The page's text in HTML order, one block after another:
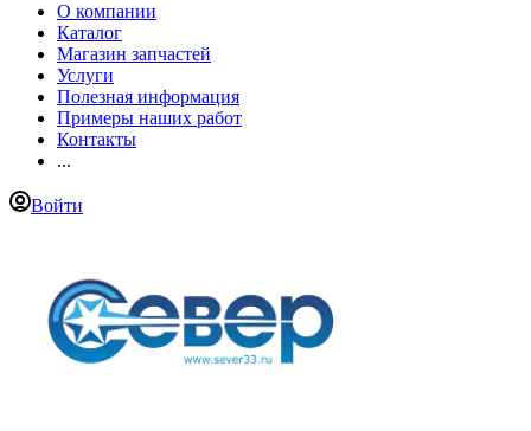
О компании
Каталог
Магазин запчастей
Услуги
Полезная информация
Примеры наших работ
Контакты
...
Войти